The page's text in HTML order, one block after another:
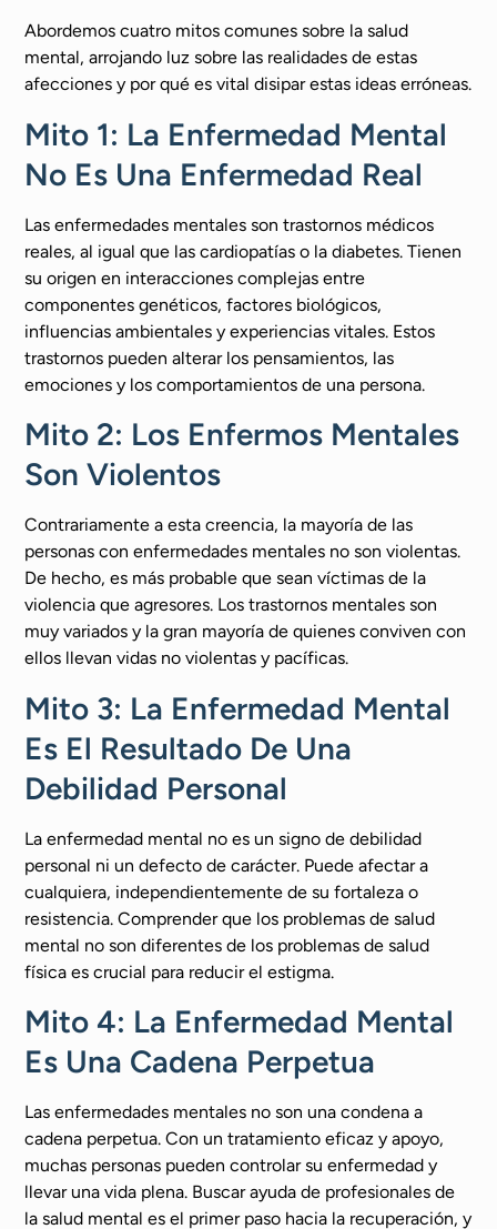
Abordemos cuatro mitos comunes sobre la salud
mental, arrojando luz sobre las realidades de estas
afecciones y por qué es vital disipar estas ideas erróneas.
Mito 1: La Enfermedad Mental
No Es Una Enfermedad Real
Las enfermedades mentales son trastornos médicos
reales, al igual que las cardiopatías o la diabetes. Tienen
su origen en interacciones complejas entre
componentes genéticos, factores biológicos,
influencias ambientales y experiencias vitales. Estos
trastornos pueden alterar los pensamientos, las
emociones y los comportamientos de una persona.
Mito 2: Los Enfermos Mentales
Son Violentos
Contrariamente a esta creencia, la mayoría de las
personas con enfermedades mentales no son violentas.
De hecho, es más probable que sean víctimas de la
violencia que agresores. Los trastornos mentales son
muy variados y la gran mayoría de quienes conviven con
ellos llevan vidas no violentas y pacíficas.
Mito 3: La Enfermedad Mental
Es El Resultado De Una
Debilidad Personal
La enfermedad mental no es un signo de debilidad
personal ni un defecto de carácter. Puede afectar a
cualquiera, independientemente de su fortaleza o
resistencia. Comprender que los problemas de salud
mental no son diferentes de los problemas de salud
física es crucial para reducir el estigma.
Mito 4: La Enfermedad Mental
Es Una Cadena Perpetua
Las enfermedades mentales no son una condena a
cadena perpetua. Con un tratamiento eficaz y apoyo,
muchas personas pueden controlar su enfermedad y
llevar una vida plena. Buscar ayuda de profesionales de
la salud mental es el primer paso hacia la recuperación, y